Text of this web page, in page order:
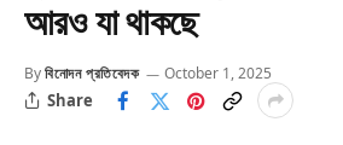
আরও যা থাকছে
Byবিনোদন প্রতিবেদক October 1, 2025
Share